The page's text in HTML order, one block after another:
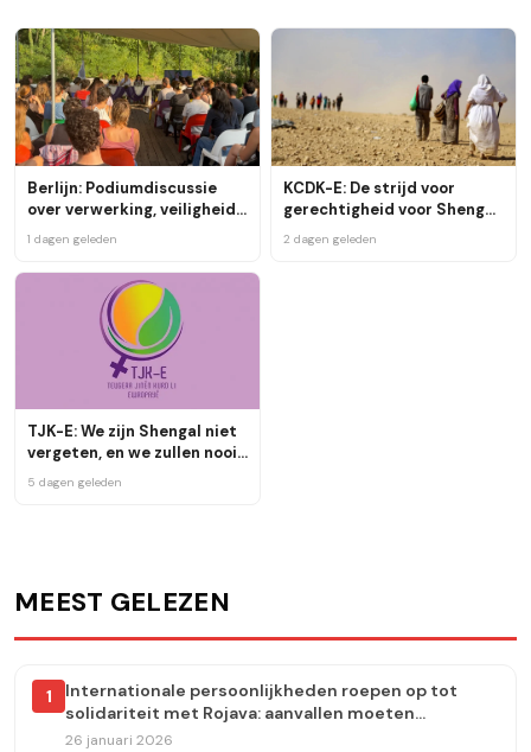
Berlijn: Podiumdiscussie
over verwerking, veiligheid
en de toekomst van de
Yezidi-gemeenschap
1 dagen geleden
KCDK-E: De strijd voor
gerechtigheid voor Shengal
is een gezamenlijke
verantwoordelijkheid van
2 dagen geleden
TJK-E: We zijn Shengal niet
vergeten, en we zullen nooit
toestaan dat het in de
vergetelheid raakt
5 dagen geleden
MEEST GELEZEN
1
Internationale persoonlijkheden roepen op tot
solidariteit met Rojava: aanvallen moeten
onmiddellijk worden stopgezet
26 januari 2026